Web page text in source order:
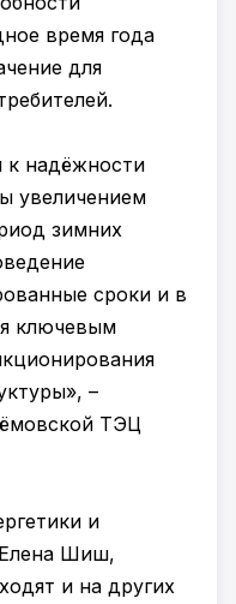
время года
для
к надёжности
увеличением
зимних
сроки и в
ключевым
–
ТЭЦ
и
Елена Шиш,
и на других